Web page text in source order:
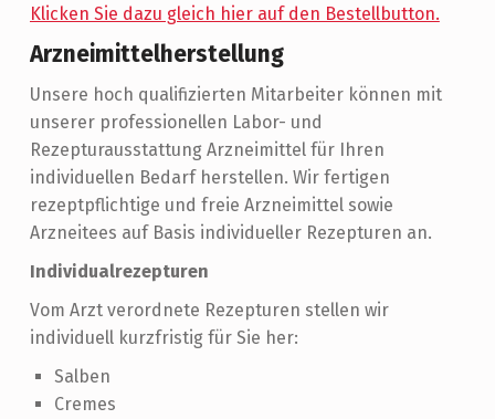
Klicken Sie dazu gleich hier auf den Bestellbutton.
Arzneimittelherstellung
Unsere hoch qualifizierten Mitarbeiter können mit
unserer professionellen Labor- und
Rezepturausstattung Arzneimittel für Ihren
individuellen Bedarf herstellen. Wir fertigen
rezeptpflichtige und freie Arzneimittel sowie
Arzneitees auf Basis individueller Rezepturen an.
Individualrezepturen
Vom Arzt verordnete Rezepturen stellen wir
individuell kurzfristig für Sie her:
Salben
Cremes